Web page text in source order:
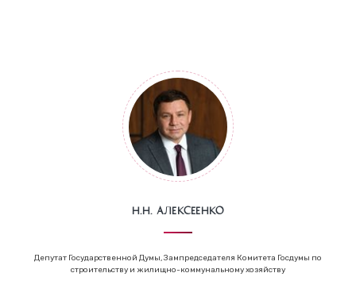
Н.Н. Алексеенко
Депутат Государственной Думы, Зампредседателя Комитета Госдумы по
строительству и жилищно-коммунальному хозяйству